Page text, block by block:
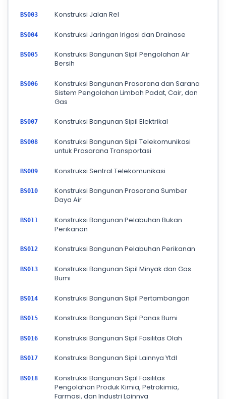
BS003 Konstruksi Jalan Rel
BS004 Konstruksi Jaringan Irigasi dan Drainase
BS005
Konstruksi Bangunan Sipil Pengolahan Air
Bersih
BS006
Konstruksi Bangunan Prasarana dan Sarana
Sistem Pengolahan Limbah Padat, Cair, dan
Gas
BS007 Konstruksi Bangunan Sipil Elektrikal
BS008
Konstruksi Bangunan Sipil Telekomunikasi
untuk Prasarana Transportasi
BS009 Konstruksi Sentral Telekomunikasi
BS010
Konstruksi Bangunan Prasarana Sumber
Daya Air
BS011
Konstruksi Bangunan Pelabuhan Bukan
Perikanan
BS012 Konstruksi Bangunan Pelabuhan Perikanan
BS013
Konstruksi Bangunan Sipil Minyak dan Gas
Bumi
BS014 Konstruksi Bangunan Sipil Pertambangan
BS015 Konstruksi Bangunan Sipil Panas Bumi
BS016 Konstruksi Bangunan Sipil Fasilitas Olah
BS017 Konstruksi Bangunan Sipil Lainnya Ytdl
BS018
Konstruksi Bangunan Sipil Fasilitas
Pengolahan Produk Kimia, Petrokimia,
Farmasi, dan Industri Lainnya